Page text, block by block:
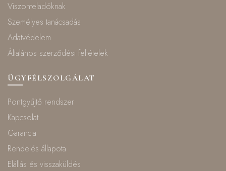
Viszonteladóknak
Személyes tanácsadás
Adatvédelem
Általános szerződési feltételek
ÜGYFÉLSZOLGÁLAT
Pontgyűjtő rendszer
Kapcsolat
Garancia
Rendelés állapota
Elállás és visszaküldés